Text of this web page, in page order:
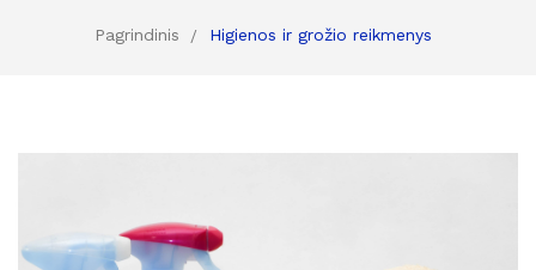
Pagrindinis Higienos ir grožio reikmenys